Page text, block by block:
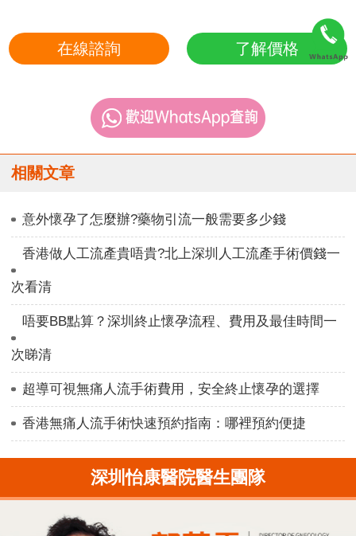
在線諮詢 了解價格
相關文章
意外懷孕了怎麼辦?藥物引流一般需要多少錢
香港做人工流產貴唔貴?北上深圳人工流產手術價錢一
次看清
唔要BB點算？深圳終止懷孕流程、費用及最佳時間一
次睇清
超導可視無痛人流手術費用，安全終止懷孕的選擇
香港無痛人流手術快速預約指南：哪裡預約便捷
深圳怡康醫院醫生團隊